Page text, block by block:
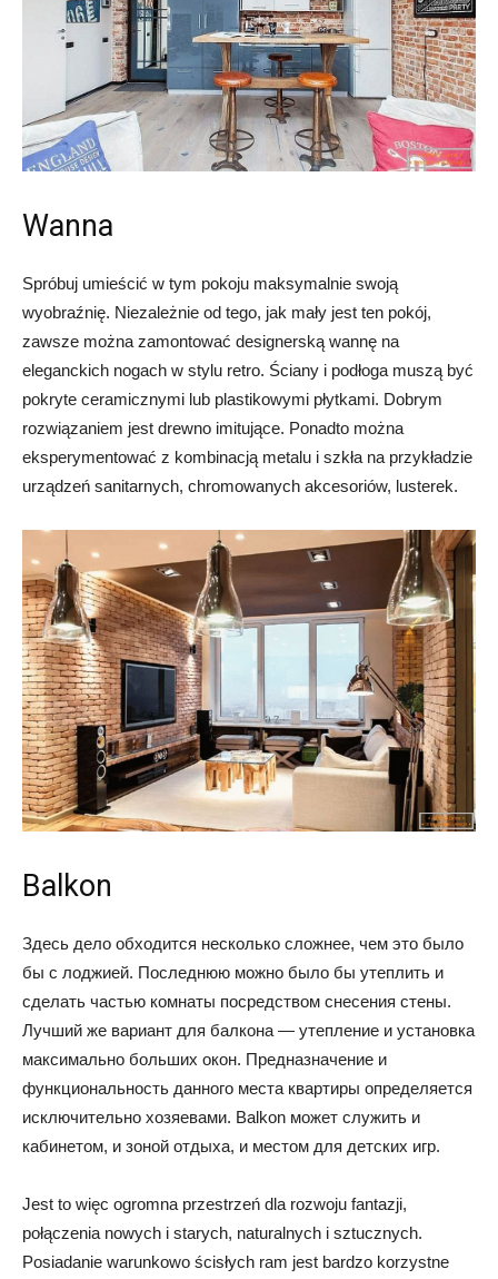
Wanna
Spróbuj umieścić w tym pokoju maksymalnie swoją
wyobraźnię. Niezależnie od tego, jak mały jest ten pokój,
zawsze można zamontować designerską wannę na
eleganckich nogach w stylu retro. Ściany i podłoga muszą być
pokryte ceramicznymi lub plastikowymi płytkami. Dobrym
rozwiązaniem jest drewno imitujące. Ponadto można
eksperymentować z kombinacją metalu i szkła na przykładzie
urządzeń sanitarnych, chromowanych akcesoriów, lusterek.
Balkon
Здесь дело обходится несколько сложнее, чем это было
бы с лоджией. Последнюю можно было бы утеплить и
сделать частью комнаты посредством снесения стены.
Лучший же вариант для балкона — утепление и установка
максимально больших окон. Предназначение и
функциональность данного места квартиры определяется
исключительно хозяевами. Balkon может служить и
кабинетом, и зоной отдыха, и местом для детских игр.
Jest to więc ogromna przestrzeń dla rozwoju fantazji,
połączenia nowych i starych, naturalnych i sztucznych.
Posiadanie warunkowo ścisłych ram jest bardzo korzystne